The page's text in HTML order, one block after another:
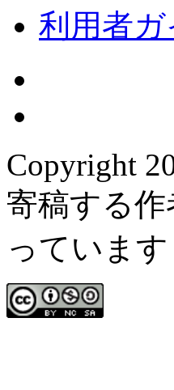
利用者
Copyright
寄稿する
っています